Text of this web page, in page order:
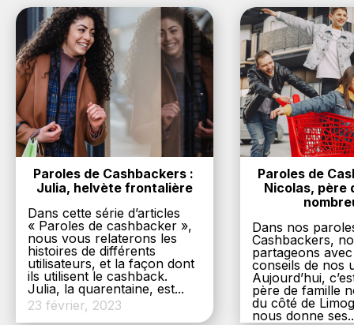
Paroles de Cashbackers :
Julia, helvète frontalière
Dans cette série d’articles
« Paroles de cashbacker »,
nous vous relaterons les
histoires de différents
utilisateurs, et la façon dont
ils utilisent le cashback.
Julia, la quarentaine, est...
23 février, 2023
Paroles de
Nicolas, père
Dans nos
Cashbackers,
partageons
conseils de nos
Aujourd’hui,
père de famille
du côté de
nous donne